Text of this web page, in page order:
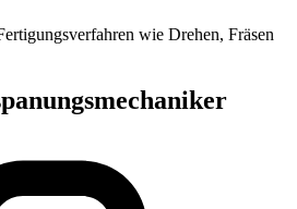
wie Drehen, Fräsen